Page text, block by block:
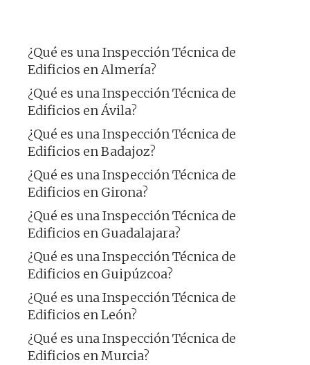
¿Qué es una Inspección Técnica de
Edificios en Almería?
¿Qué es una Inspección Técnica de
Edificios en Ávila?
¿Qué es una Inspección Técnica de
Edificios en Badajoz?
¿Qué es una Inspección Técnica de
Edificios en Girona?
¿Qué es una Inspección Técnica de
Edificios en Guadalajara?
¿Qué es una Inspección Técnica de
Edificios en Guipúzcoa?
¿Qué es una Inspección Técnica de
Edificios en León?
¿Qué es una Inspección Técnica de
Edificios en Murcia?